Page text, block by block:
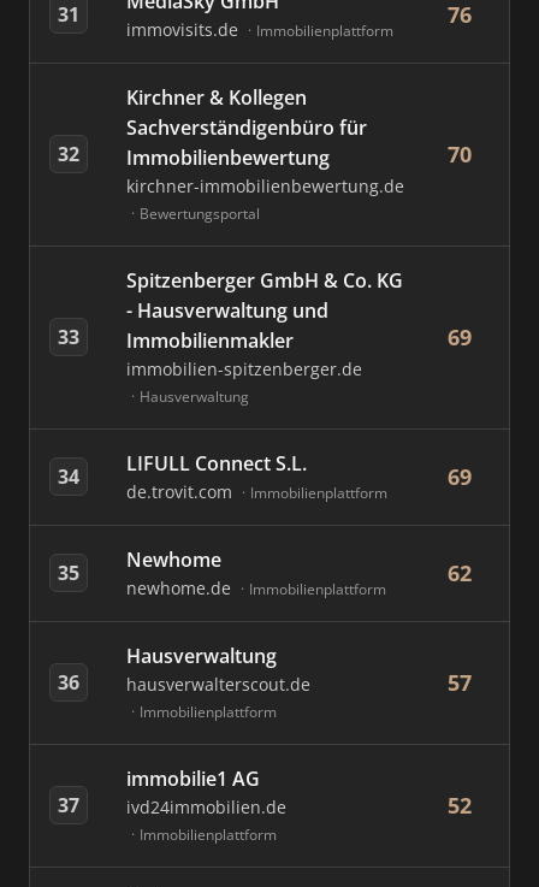
31
immovisits.de Immobilienplattform
76
32
Kirchner & Kollegen
Sachverständigenbüro für
Immobilienbewertung
kirchner-immobilienbewertung.de
Bewertungsportal
70
33
Spitzenberger GmbH & Co. KG
- Hausverwaltung und
Immobilienmakler
immobilien-spitzenberger.de
Hausverwaltung
69
34 LIFULL Connect S.L.
de.trovit.com Immobilienplattform
69
35 Newhome
newhome.de Immobilienplattform
62
36
Hausverwaltung
hausverwalterscout.de
Immobilienplattform
57
37
immobilie1 AG
ivd24immobilien.de
Immobilienplattform
52